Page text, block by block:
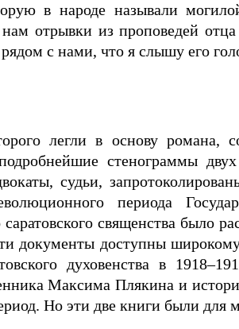
в народе называли
отрывки из проповедей
с нами, что я слышу его
легли в основу романа,
стенограммы
судьи,
периода
священства было
документы доступны
духовенства в
Максима Плякина и
Но эти две книги были для